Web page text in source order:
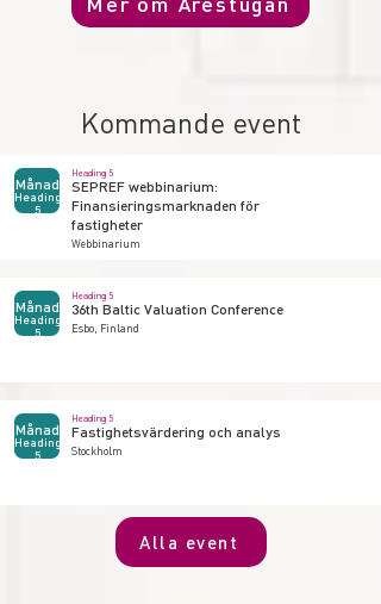
Kommande event
Heading
5
Månad
Heading 5
SEPREF webbinarium:
Finansieringsmarknaden för
fastigheter
Webbinarium
Heading
5
Månad
Heading 5
36th Baltic Valuation Conference
Esbo, Finland
Heading
5
Månad
Heading 5
Fastighetsvärdering och analys
Stockholm
Alla event